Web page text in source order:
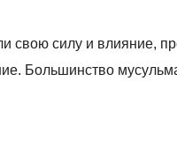
силу и влияние,
Большинство